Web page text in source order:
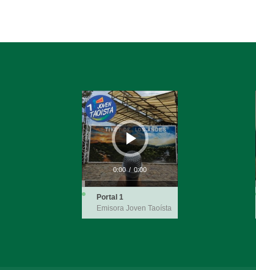
Reproductor
de
audio
0:00 / 0:00
Portal 1
Emisora Joven Taoísta